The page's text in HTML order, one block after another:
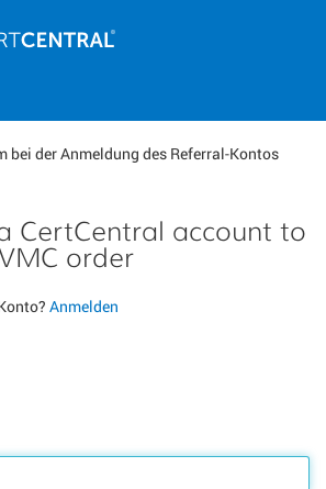
bei der Anmeldung des Referral-Kontos
CertCentral account to
order
Anmelden